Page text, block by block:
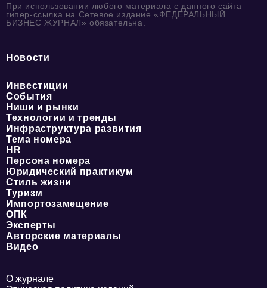
При использовании любого материала с данного сайта
гипер-ссылка на Сетевое издание «ФЕДЕРАЛЬНЫЙ
БИЗНЕС ЖУРНАЛ» обязательна.
Новости
Инвестиции
События
Ниши и рынки
Технологии и тренды
Инфраструктура развития
Тема номера
HR
Персона номера
Юридический практикум
Стиль жизни
Туризм
Импортозамещение
ОПК
Эксперты
Авторские материалы
Видео
О журнале